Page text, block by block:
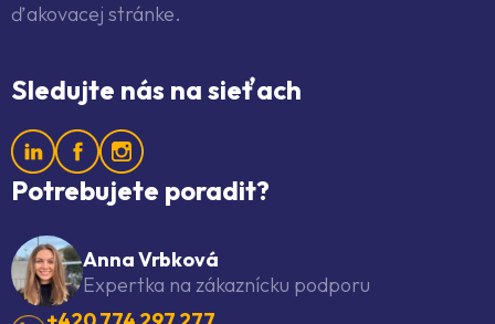
ďakovacej stránke.
Sledujte nás na sieťach
Potrebujete poradit?
Anna Vrbková
Expertka na zákaznícku podporu